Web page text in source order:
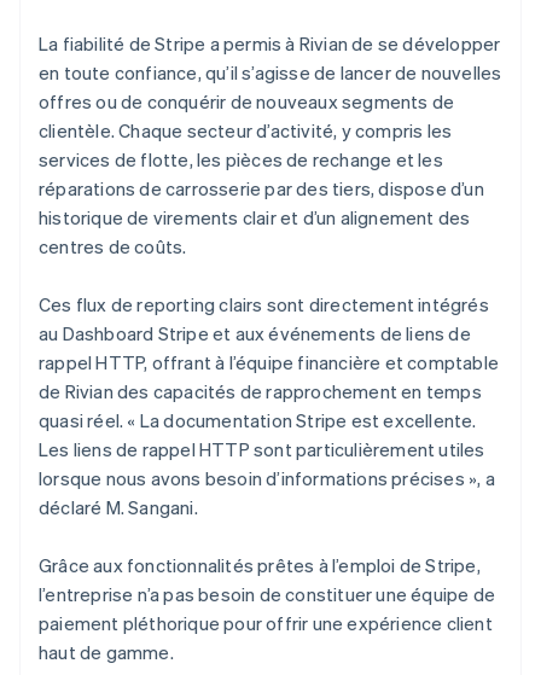
La fiabilité de Stripe a permis à Rivian de se développer
en toute confiance, qu’il s’agisse de lancer de nouvelles
offres ou de conquérir de nouveaux segments de
clientèle. Chaque secteur d’activité, y compris les
services de flotte, les pièces de rechange et les
réparations de carrosserie par des tiers, dispose d’un
historique de virements clair et d’un alignement des
centres de coûts.
Ces flux de reporting clairs sont directement intégrés
au Dashboard Stripe et aux événements de liens de
rappel HTTP, offrant à l’équipe financière et comptable
de Rivian des capacités de rapprochement en temps
quasi réel. « La documentation Stripe est excellente.
Les liens de rappel HTTP sont particulièrement utiles
lorsque nous avons besoin d’informations précises », a
déclaré M. Sangani.
Grâce aux fonctionnalités prêtes à l’emploi de Stripe,
l’entreprise n’a pas besoin de constituer une équipe de
paiement pléthorique pour offrir une expérience client
haut de gamme.